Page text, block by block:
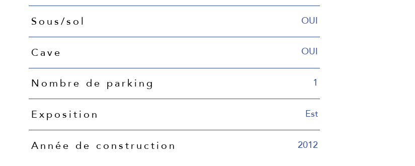
Sous/sol OUI
Cave OUI
Nombre de parking 1
Exposition Est
Année de construction 2012